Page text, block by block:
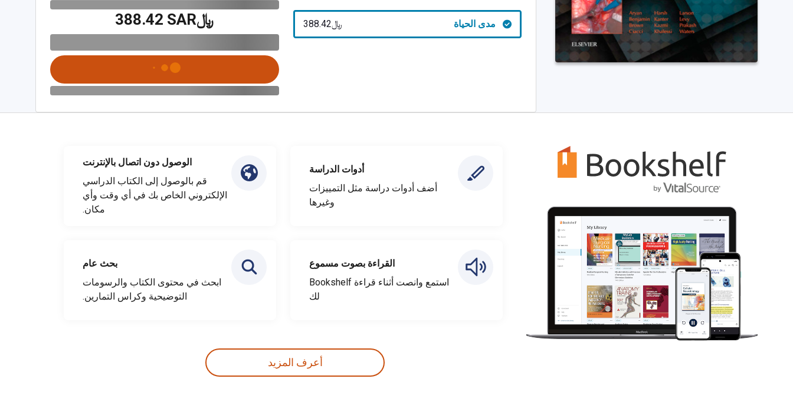
مدى الحياة ﷼‎388.42 ﷼‎388.42 SAR
أدوات الدراسة
أضف أدوات دراسة مثل التمييزات
وغيرها
القراءة بصوت مسموع
استمع وانصت أثناء قراءة Bookshelf
لك
الوصول دون اتصال بالإنترنت
قم بالوصول إلى الكتاب الدراسي
الإلكتروني الخاص بك في أي وقت وأي
مكان.
بحث عام
ابحث في محتوى الكتاب والرسومات
التوضيحية وكراس التمارين.
أعرف المزيد